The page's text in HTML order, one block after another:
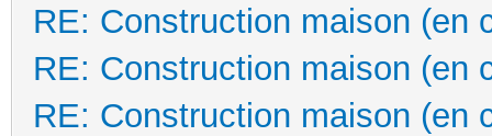
RE: Construction maison (en
RE: Construction maison (en
RE: Construction maison (en